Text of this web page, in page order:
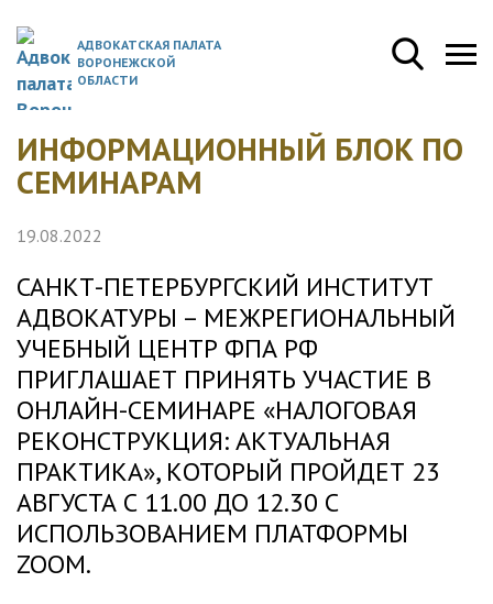
АДВОКАТСКАЯ ПАЛАТА
ВОРОНЕЖСКОЙ
ОБЛАСТИ
ИНФОРМАЦИОННЫЙ БЛОК ПО
СЕМИНАРАМ
19.08.2022
САНКТ-ПЕТЕРБУРГСКИЙ ИНСТИТУТ
АДВОКАТУРЫ – МЕЖРЕГИОНАЛЬНЫЙ
УЧЕБНЫЙ ЦЕНТР ФПА РФ
ПРИГЛАШАЕТ ПРИНЯТЬ УЧАСТИЕ В
ОНЛАЙН-СЕМИНАРЕ «НАЛОГОВАЯ
РЕКОНСТРУКЦИЯ: АКТУАЛЬНАЯ
ПРАКТИКА», КОТОРЫЙ ПРОЙДЕТ 23
АВГУСТА С 11.00 ДО 12.30 С
ИСПОЛЬЗОВАНИЕМ ПЛАТФОРМЫ
ZOOM.